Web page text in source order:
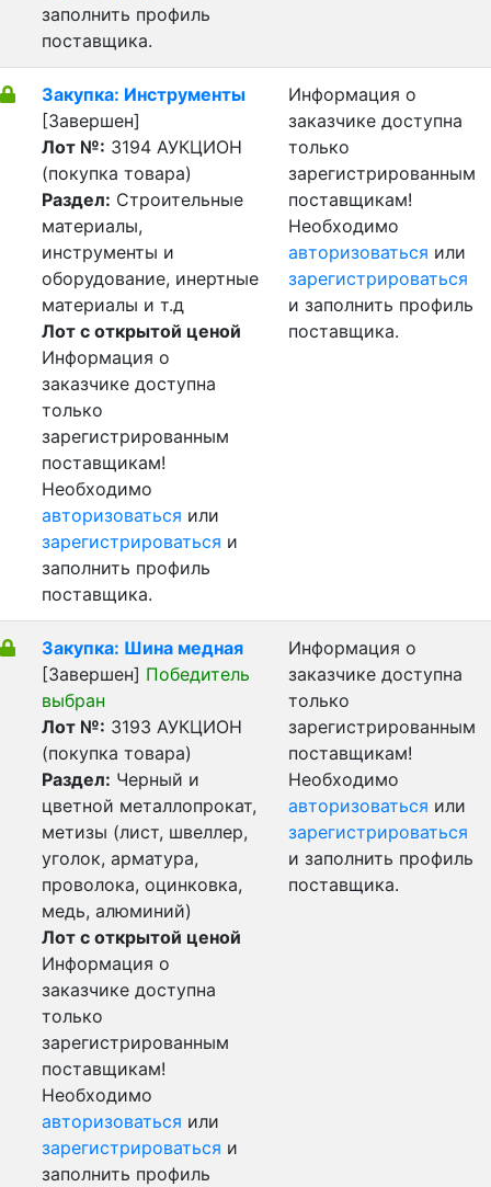
заполнить профиль
поставщика.
Закупка: Инструменты
[Завершен]
Лот №: 3194 АУКЦИОН
(покупка товара)
Раздел: Строительные
материалы,
инструменты и
оборудование, инертные
материалы и т.д
Лот с открытой ценой
Информация о
заказчике доступна
только
зарегистрированным
поставщикам!
Необходимо
авторизоваться или
зарегистрироваться и
заполнить профиль
поставщика.
Информация о
заказчике доступна
только
зарегистрированным
поставщикам!
Необходимо
авторизоваться или
зарегистрироваться
и заполнить профиль
поставщика.
Закупка: Шина медная
[Завершен] Победитель
выбран
Лот №: 3193 АУКЦИОН
(покупка товара)
Раздел: Черный и
цветной металлопрокат,
метизы (лист, швеллер,
уголок, арматура,
проволока, оцинковка,
медь, алюминий)
Лот с открытой ценой
Информация о
заказчике доступна
только
зарегистрированным
поставщикам!
Необходимо
авторизоваться или
зарегистрироваться и
заполнить профиль
Информация о
заказчике доступна
только
зарегистрированным
поставщикам!
Необходимо
авторизоваться или
зарегистрироваться
и заполнить профиль
поставщика.